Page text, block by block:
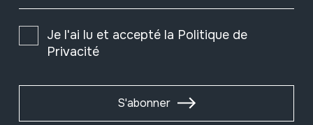
Je l'ai lu et accepté la Politique de
Privacité
S'abonner